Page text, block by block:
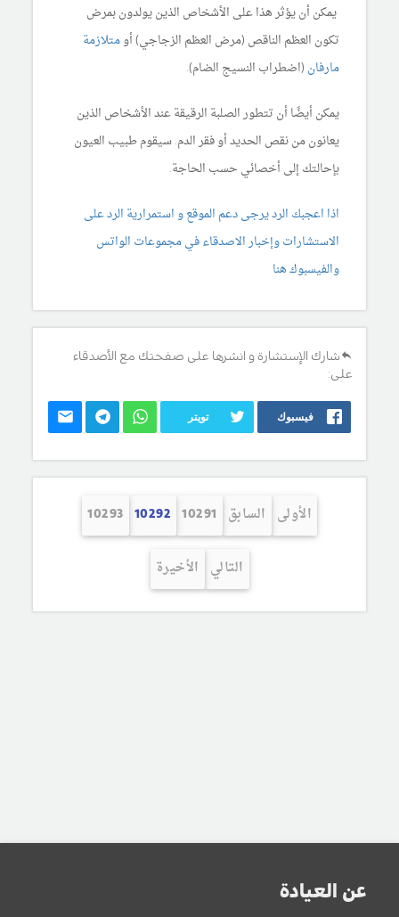
يمكن أن يؤثر هذا على الأشخاص الذين يولدون بمرض
تكون العظم الناقص (مرض العظم الزجاجي) أومتلازمة
مارفان (اضطراب النسيج الضام).
يمكن أيضًا أن تتطور الصلبة الرقيقة عند الأشخاص الذين
يعانون من نقص الحديد أو فقر الدم. سيقوم طبيب العيون
بإحالتك إلى أخصائي حسب الحاجة.
اذا اعجبك الرد يرجى دعم الموقع و استمرارية الرد على
الاستشارات وإخبار الاصدقاء في مجموعات الواتس
والفيسبوك هنا
شارك الإستشارة و انشرها على صفحتك مع الأصدقاء
على:
فيسبوك تويتر
الأولى السابق 10291
10292
10293
التالي الأخيرة
عن العيادة